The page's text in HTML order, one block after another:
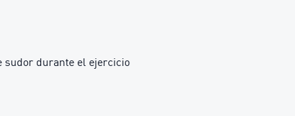
sudor durante el ejercicio